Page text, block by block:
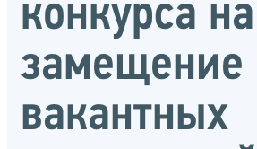
конкурса на
замещение
вакантных